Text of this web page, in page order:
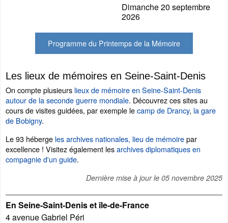
Dimanche 20 septembre
2026
Programme du Printemps de la Mémoire
Les lieux de mémoires en Seine-Saint-Denis
On compte plusieurs lieux de mémoire en Seine-Saint-Denis
autour de la seconde guerre mondiale. Découvrez ces sites au
cours de visites guidées, par exemple lecamp de Drancy, la gare
de Bobigny.
Le 93 héberge les archives nationales, lieu de mémoirepar
excellence ! Visitez également lesarchives diplomatiques en
compagnie d'un guide.
Dernière mise à jour le 05 novembre 2025
En Seine-Saint-Denis et île-de-France
4 avenue Gabriel Péri